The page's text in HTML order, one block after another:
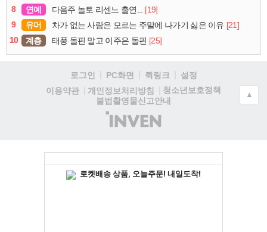
8
연예 다음주 놀토 리센느 출연...
[19]
9
유머 차가 없는 사람은 모르는 주말에 나가기 싫은 이유 [21]
10
계층 태풍 돌핀 말고 이주은 돌핀 [25]
로그인 PC화면 퀵링크
설정
이용약관
개인정보처리방침
청소년보호정책
불법촬영물신고안내
(주)
인
▲